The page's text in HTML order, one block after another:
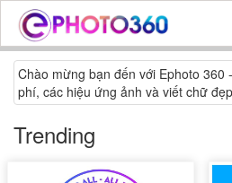
Chào mừng bạn đến với Ephoto 360
phí, các hiệu ứng ảnh và viết chữ
Trending